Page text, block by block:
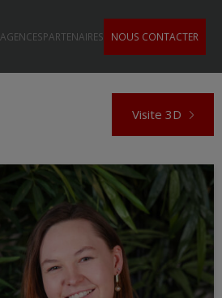
AGENCESPARTENAIRES NOUS CONTACTER
Visite 3D